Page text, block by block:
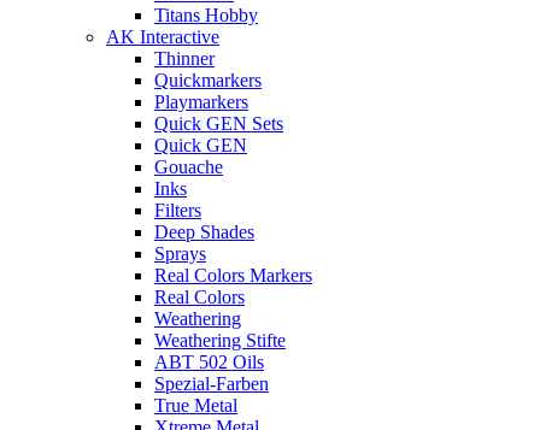
Titans Hobby
AK Interactive
Thinner
Quickmarkers
Playmarkers
Quick GEN Sets
Quick GEN
Gouache
Inks
Filters
Deep Shades
Sprays
Real Colors Markers
Real Colors
Weathering
Weathering Stifte
ABT 502 Oils
Spezial-Farben
True Metal